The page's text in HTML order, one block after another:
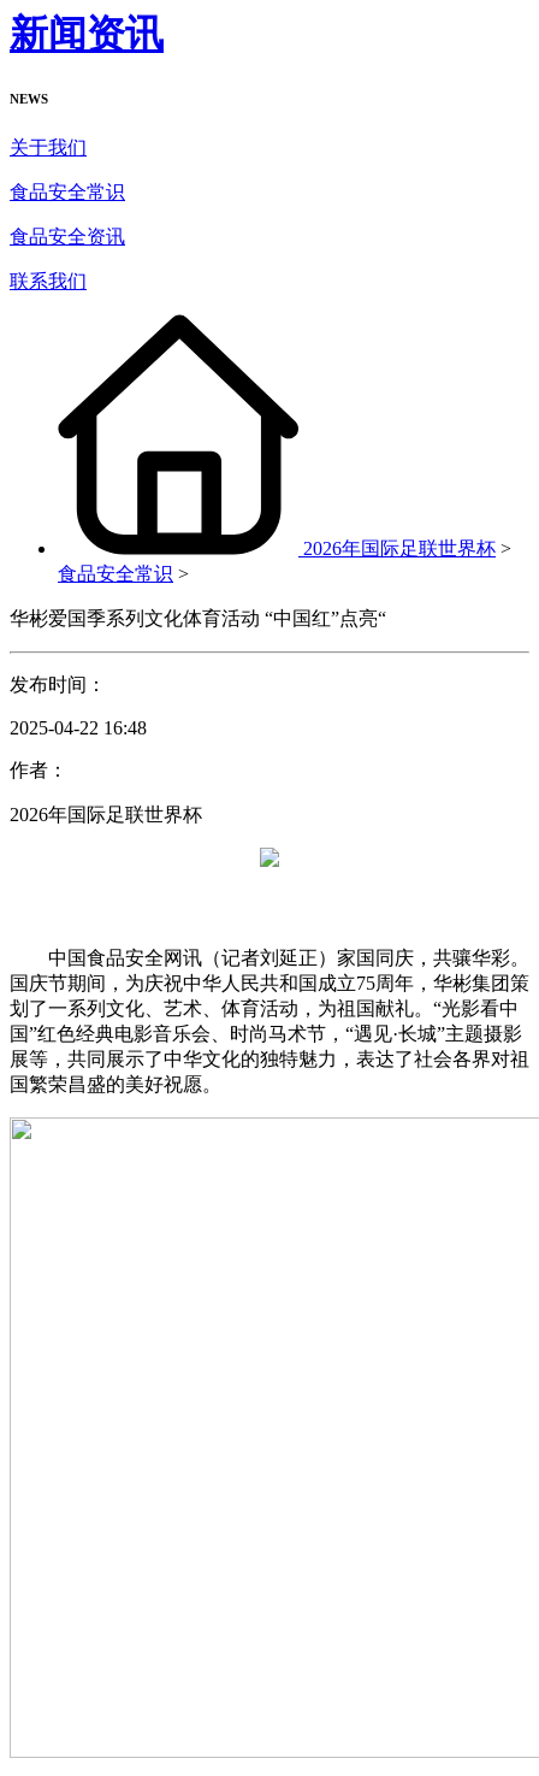
新闻资讯
NEWS
关于我们
食品安全常识
食品安全资讯
联系我们
2026年国际足联世界杯 >
食品安全常识 >
华彬爱国季系列文化体育活动 “中国红”点亮“
发布时间：
2025-04-22 16:48
作者：
2026年国际足联世界杯
中国食品安全网讯（记者刘延正）家国同庆，共骧华彩。
国庆节期间，为庆祝中华人民共和国成立75周年，华彬集团策
划了一系列文化、艺术、体育活动，为祖国献礼。“光影看中
国”红色经典电影音乐会、时尚马术节，“遇见·长城”主题摄影
展等，共同展示了中华文化的独特魅力，表达了社会各界对祖
国繁荣昌盛的美好祝愿。